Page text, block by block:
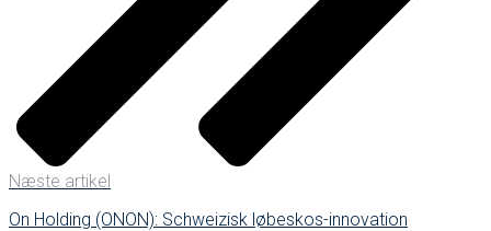
Næste artikel
On Holding (ONON): Schweizisk løbeskos-innovation